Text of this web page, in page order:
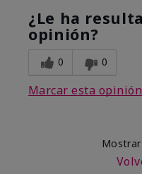
¿Le ha
opinión?
0 0
Marcar esta opinión